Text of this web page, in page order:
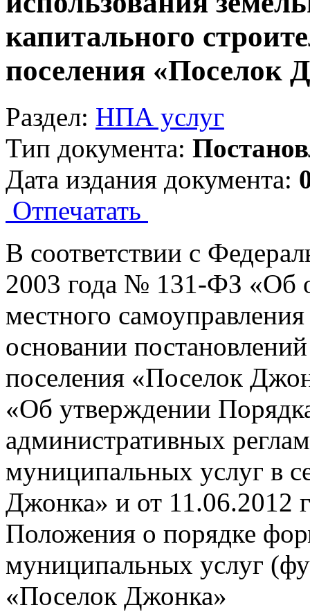
капитального
поселения «Поселок
Раздел: НПА услуг
Тип документа:
Дата издания документа:
Отпечатать
В соответствии с
2003 года № 131-ФЗ «Об
местного
основании
поселения «Поселок
«Об утверждении
административных
муниципальных услуг в
Джонка» и от 11.06.2012
Положения о порядке
муниципальных услуг
«Поселок Джонка»